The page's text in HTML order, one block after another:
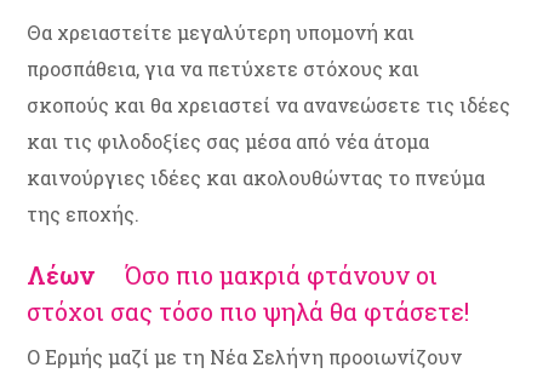
Θα χρειαστείτε μεγαλύτερη υπομονή και
προσπάθεια, για να πετύχετε στόχους και
σκοπούς και θα χρειαστεί να ανανεώσετε τις ιδέες
και τις φιλοδοξίες σας μέσα από νέα άτομα
καινούργιες ιδέες και ακολουθώντας το πνεύμα
της εποχής.
Λέων Όσο πιο μακριά φτάνουν οι
στόχοι σας τόσο πιο ψηλά θα φτάσετε!
Ο Ερμής μαζί με τη Νέα Σελήνη προοιωνίζουν